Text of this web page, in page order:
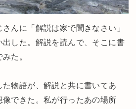
んに「解説は家で聞きなさい」
した。解説を読んで、そこに書
た。
物語が、解説と共に書いてあ
できた。私が行ったあの場所